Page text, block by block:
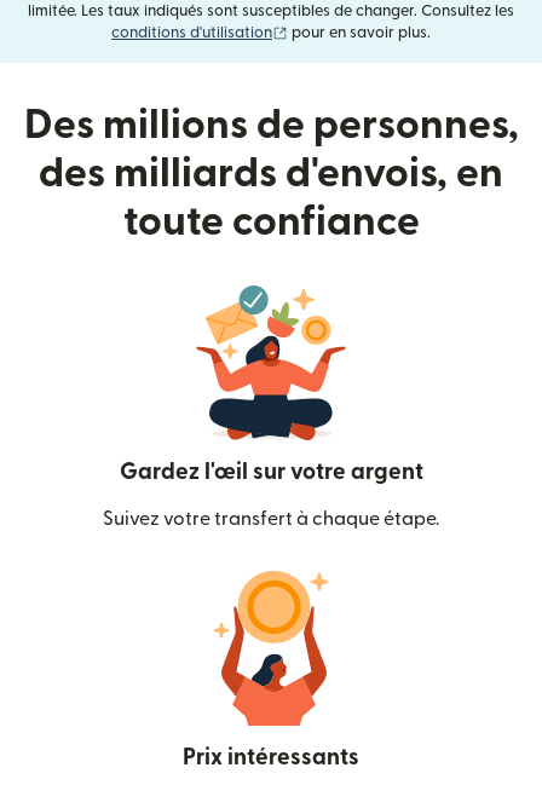
limitée. Les taux indiqués sont susceptibles de changer. Consultez les
conditions d'utilisation
(s'ouvre dans une nouvelle fenêtre)
pour en savoir plus.
Des millions de personnes,
des milliards d'envois, en
toute confiance
Gardez l'œil sur votre argent
Suivez votre transfert à chaque étape.
Prix intéressants